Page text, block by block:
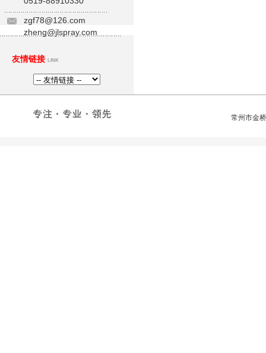
zgf78@126.com
zheng@jlspray.com
友情链接 LINK
常州市金